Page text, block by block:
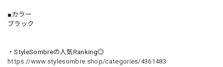
■カラー
ブラック
・StyleSombreの人気Ranking◎
https://www.stylesombre.shop/categories/4361483